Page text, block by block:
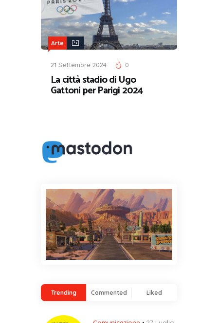
Arte
21 Settembre 2024 0
La città stadio di Ugo
Gattoni per Parigi 2024
Trending Commented Liked